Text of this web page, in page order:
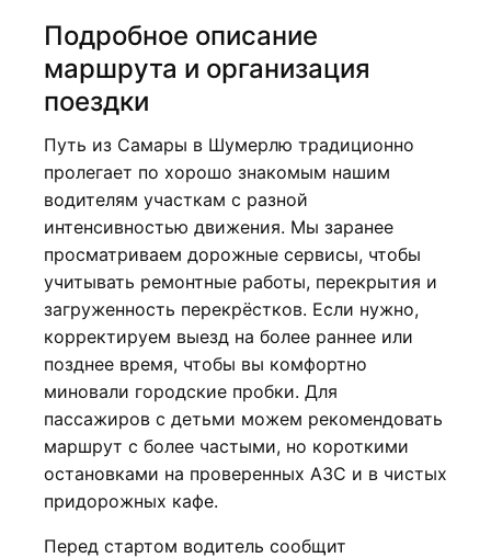
Подробное описание
маршрута и организация
поездки
Путь из Самары в Шумерлю традиционно
пролегает по хорошо знакомым нашим
водителям участкам с разной
интенсивностью движения. Мы заранее
просматриваем дорожные сервисы, чтобы
учитывать ремонтные работы, перекрытия и
загруженность перекрёстков. Если нужно,
корректируем выезд на более раннее или
позднее время, чтобы вы комфортно
миновали городские пробки. Для
пассажиров с детьми можем рекомендовать
маршрут с более частыми, но короткими
остановками на проверенных АЗС и в чистых
придорожных кафе.
Перед стартом водитель сообщит